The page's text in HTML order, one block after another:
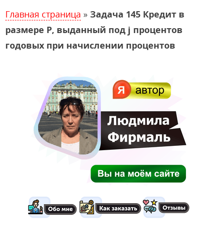
Главная страница » Задача 145 Кредит в
размере P, выданный под j процентов
годовых при начислении процентов